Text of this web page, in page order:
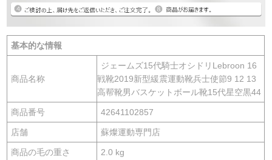
基本的な情報
商品名称
ジェームズ15代騎士オシドリLebroon 16
戦靴2019新型緩震運動靴兵士使節9 12 13
高帮靴男バスケットボール靴15代星空黒44
商品番号 42641102857
店舗 蘇燦運動専門店
商品の毛の重さ 2.0 kg